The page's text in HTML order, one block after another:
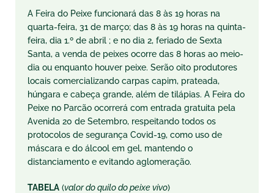
A Feira do Peixe funcionará das 8 às 19 horas na
quarta-feira, 31 de março; das 8 às 19 horas na quinta-
feira, dia 1.º de abril ; e no dia 2, feriado de Sexta
Santa, a venda de peixes ocorre das 8 horas ao meio-
dia ou enquanto houver peixe. Serão oito produtores
locais comercializando carpas capim, prateada,
húngara e cabeça grande, além de tilápias. A Feira do
Peixe no Parcão ocorrerá com entrada gratuita pela
Avenida 20 de Setembro, respeitando todos os
protocolos de segurança Covid-19, como uso de
máscara e do álcool em gel, mantendo o
distanciamento e evitando aglomeração.
TABELA (valordoquilodopeixevivo)